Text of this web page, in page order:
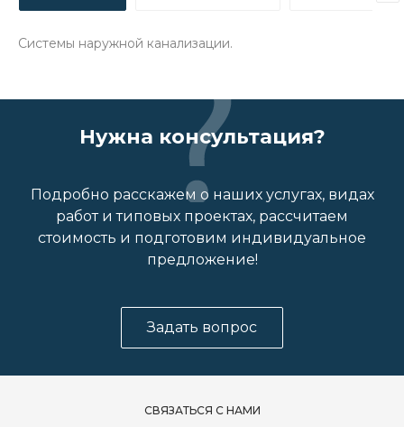
Системы наружной канализации.
Нужна консультация?
Подробно расскажем о наших услугах, видах
работ и типовых проектах, рассчитаем
стоимость и подготовим индивидуальное
предложение!
Задать вопрос
СВЯЗАТЬСЯ С НАМИ